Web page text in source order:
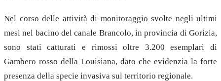
Nel corso delle attività di monitoraggio svolte negli ultimi
mesi nel bacino del canale Brancolo, in provincia di Gorizia,
sono stati catturati e rimossi oltre 3.200 esemplari di
Gambero rosso della Louisiana, dato che evidenzia la forte
presenza della specie invasiva sul territorio regionale.